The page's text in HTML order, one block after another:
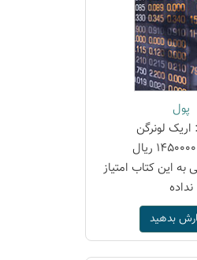
پول
اریک لونرگن
بدهید